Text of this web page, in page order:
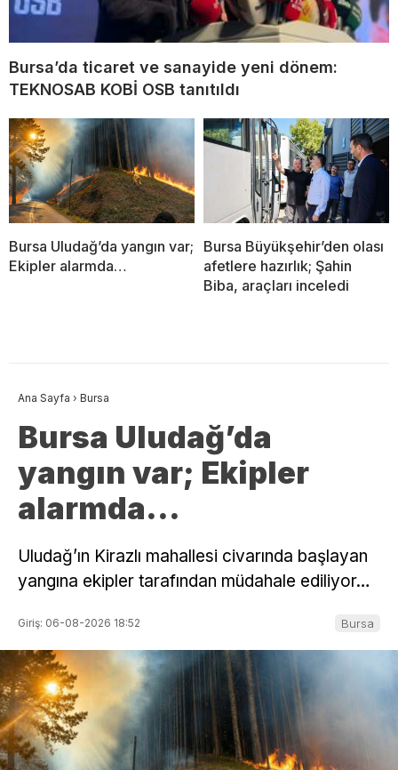
Bursa’da ticaret ve sanayide yeni dönem:
TEKNOSAB KOBİ OSB tanıtıldı
Bursa Uludağ’da yangın var;
Ekipler alarmda…
Bursa Büyükşehir’den olası
afetlere hazırlık; Şahin
Biba, araçları inceledi
Ana Sayfa › Bursa
Bursa Uludağ’da
yangın var; Ekipler
alarmda…
Uludağ’ın Kirazlı mahallesi civarında başlayan
yangına ekipler tarafından müdahale ediliyor…
Giriş: 06-08-2026 18:52 Bursa